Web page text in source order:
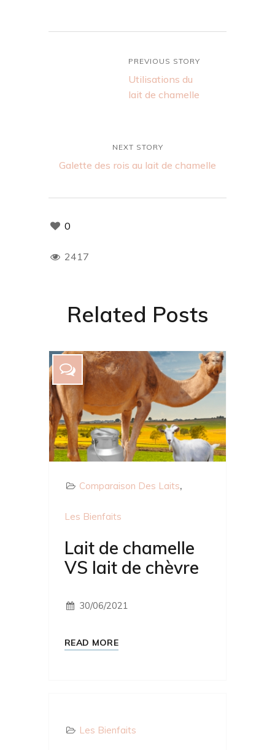
PREVIOUS STORY
Utilisations du
lait de chamelle
NEXT STORY
Galette des rois au lait de chamelle
0
2417
Related Posts
Comparaison Des Laits
Les Bienfaits
Lait de chamelle
VS lait de chèvre
30/06/2021
READ MORE
Les Bienfaits